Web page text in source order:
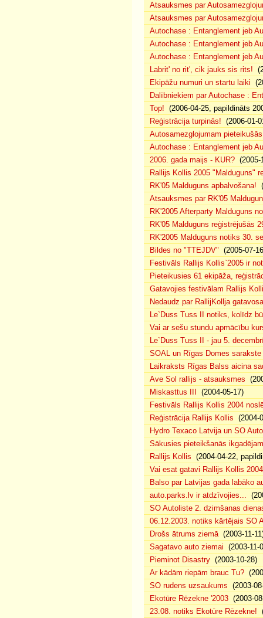
Atsauksmes par
Atsauksmes par
Autochase : Entanglement jeb
Autochase : Entanglement jeb
Autochase : Entanglement jeb
Labrit' no rit', cik jauks sis rits!
Ekipāžu numuri un startu laiki
Dalībniekiem par Autochase :
Top! (2006-04-25, papildināts
Reģistrācija turpinās! (2006-01-
Autosamezglojumam
Autochase : Entanglement jeb
2006. gada maijs - KUR? (2005-
Rallijs Kollis 2005 "Malduguns"
RK'05 Malduguns apbalvošana!
Atsauksmes par RK'05
RK'2005 Afterparty Malduguns
RK'05 Malduguns reģistrējušās
RK'2005 Malduguns notiks 30.
Bildes no "TTEJDV" (2005-07-
Festivāls Rallijs Kollis`2005 ir
Pieteikusies 61 ekipāža,
Gatavojies festivālam Rallijs
Nedaudz par RallijKollja
Le`Duss Tuss II notiks, kolīdz
Vai ar sešu stundu apmācību
Le`Duss Tuss II - jau 5.
SOAL un Rīgas Domes
Laikraksts Rīgas Balss aicina
Ave Sol rallijs - atsauksmes
Miskasttus III
(2004-05-17)
Festivāls Rallijs Kollis 2004
Reģistrācija Rallijs Kollis (2004-
Hydro Texaco Latvija un SO
Sākusies pieteikšanās
Rallijs Kollis (2004-04-22,
Vai esat gatavi Rallijs Kollis
Balso par Latvijas gada labāko
auto.parks.lv ir atdzīvojies...
SO Autoliste 2. dzimšanas
06.12.2003. notiks kārtējais SO
Drošs ātrums ziemā(2003-11-
Sagatavo auto ziemai (2003-11-
Pieminot Disastry (2003-10-28)
Ar kādām riepām brauc Tu?
SO rudens uzsaukums (2003-
Ekotūre Rēzekne '2003 (2003-
23.08. notiks Ekotūre Rēzekne!